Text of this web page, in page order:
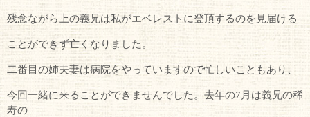
残念ながら上の義兄は私がエベレストに登頂するのを見届ける
ことができず亡くなりました。
二番目の姉夫妻は病院をやっていますので忙しいこともあり、
今回一緒に来ることができませんでした。去年の7月は義兄の稀
寿の